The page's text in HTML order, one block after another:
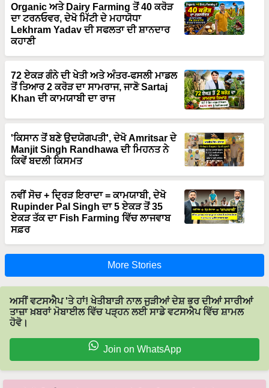
Organic ਅਤੇ Dairy Farming ਤੋਂ 40 ਕਰੋੜ
ਦਾ ਟਰਨਓਵਰ, ਦੇਖੋ ਮਿੱਟੀ ਦੇ ਮਹਾਯੋਧਾ
Lekhram Yadav ਦੀ ਸਫਲਤਾ ਦੀ ਸ਼ਾਨਦਾਰ
ਕਹਾਣੀ
72 ਏਕੜ ਗੰਨੇ ਦੀ ਖੇਤੀ ਅਤੇ ਅੰਤਰ-ਫਸਲੀ ਮਾਡਲ
ਤੋਂ ਤਿਆਰ 2 ਕਰੋੜ ਦਾ ਸਾਮਰਾਜ, ਜਾਣੋ Sartaj
Khan ਦੀ ਕਾਮਯਾਬੀ ਦਾ ਰਾਜ
'ਕਿਸਾਨ ਤੋਂ ਬਣੇ ਉਦਯੋਗਪਤੀ', ਦੇਖੋ Amritsar ਦੇ
Manjit Singh Randhawa ਦੀ ਮਿਹਨਤ ਨੇ
ਕਿਵੇਂ ਬਦਲੀ ਕਿਸਮਤ
ਨਵੀਂ ਸੋਚ + ਦ੍ਰਿੜ ਇਰਾਦਾ = ਕਾਮਯਾਬੀ, ਦੇਖੋ
Rupinder Pal Singh ਦਾ 5 ਏਕੜ ਤੋਂ 35
ਏਕੜ ਤੱਕ ਦਾ Fish Farming ਵਿੱਚ ਲਾਜਵਾਬ
ਸਫ਼ਰ
More Stories
ਅਸੀਂ ਵਟਸਐਪ 'ਤੇ ਹਾਂ! ਖੇਤੀਬਾੜੀ ਨਾਲ ਜੁੜੀਆਂ ਦੇਸ਼ ਭਰ ਦੀਆਂ ਸਾਰੀਆਂ
ਤਾਜ਼ਾ ਖ਼ਬਰਾਂ ਮੋਬਾਈਲ ਵਿੱਚ ਪੜ੍ਹਨ ਲਈ ਸਾਡੇ ਵਟਸਐਪ ਵਿੱਚ ਸ਼ਾਮਲ
ਹੋਵੋ।
Join on WhatsApp